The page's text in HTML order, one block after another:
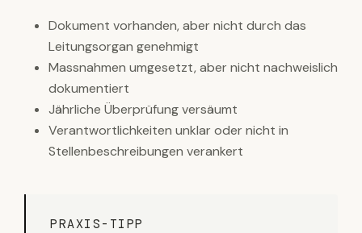
Dokument vorhanden, aber nicht durch das
Leitungsorgan genehmigt
Massnahmen umgesetzt, aber nicht nachweislich
dokumentiert
Jährliche Überprüfung versäumt
Verantwortlichkeiten unklar oder nicht in
Stellenbeschreibungen verankert
PRAXIS-TIPP